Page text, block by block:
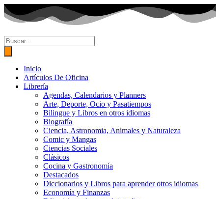
Ir
al
contenido
Búsqueda
de
productos
Inicio
Artículos De Oficina
Librería
Agendas, Calendarios y Planners
Arte, Deporte, Ocio y Pasatiempos
Bilingue y Libros en otros idiomas
Biografía
Ciencia, Astronomia, Animales y Naturaleza
Comic y Mangas
Ciencias Sociales
Clásicos
Cocina y Gastronomía
Destacados
Diccionarios y Libros para aprender otros idiomas
Economía y Finanzas